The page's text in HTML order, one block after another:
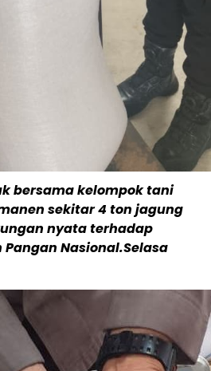
bersama kelompok tani
sekitar 4 ton jagung
nyata terhadap
Nasional.Selasa